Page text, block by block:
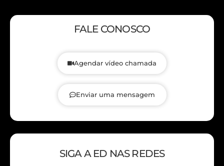
FALE CONOSCO
Agendar vídeo chamada
Enviar uma mensagem
SIGA A ED NAS REDES